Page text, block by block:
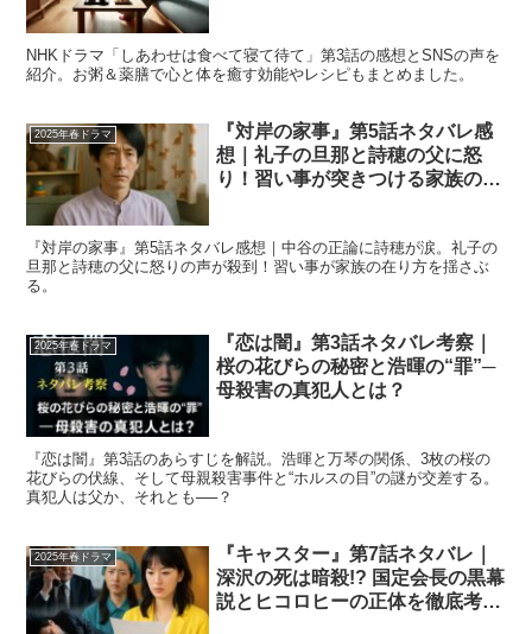
NHKドラマ「しあわせは食べて寝て待て」第3話の感想とSNSの声を
紹介。お粥＆薬膳で心と体を癒す効能やレシピもまとめました。
2025年春ドラマ
『対岸の家事』第5話ネタバレ感
想｜礼子の旦那と詩穂の父に怒
り！習い事が突きつける家族の現
『対岸の家事』第5話ネタバレ感想｜中谷の正論に詩穂が涙。礼子の
旦那と詩穂の父に怒りの声が殺到！習い事が家族の在り方を揺さぶ
る。
2025年春ドラマ
『恋は闇』第3話ネタバレ考察｜
桜の花びらの秘密と浩暉の“罪”─
母殺害の真犯人とは？
『恋は闇』第3話のあらすじを解説。浩暉と万琴の関係、3枚の桜の
花びらの伏線、そして母親殺害事件と“ホルスの目”の謎が交差する。
真犯人は父か、それとも──？
2025年春ドラマ
『キャスター』第7話ネタバレ｜
深沢の死は暗殺!? 国定会長の黒幕
説とヒコロヒーの正体を徹底考